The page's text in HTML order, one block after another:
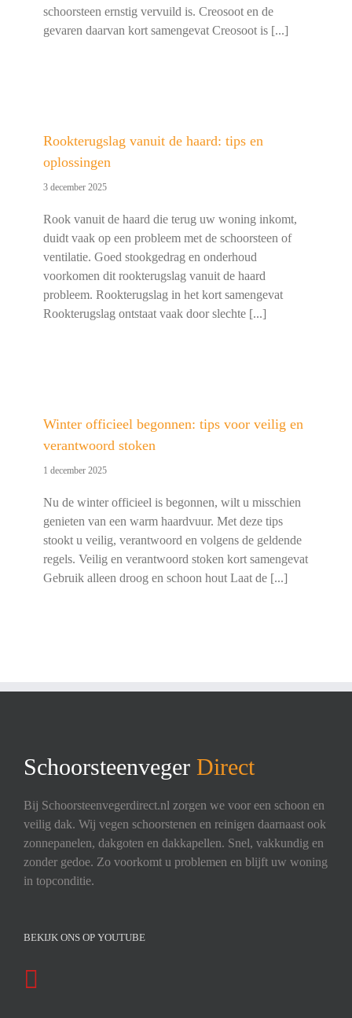
schoorsteen ernstig vervuild is. Creosoot en de
gevaren daarvan kort samengevat Creosoot is [...]
Rookterugslag vanuit de haard: tips en
oplossingen
3 december 2025
Rook vanuit de haard die terug uw woning inkomt,
duidt vaak op een probleem met de schoorsteen of
ventilatie. Goed stookgedrag en onderhoud
voorkomen dit rookterugslag vanuit de haard
probleem. Rookterugslag in het kort samengevat
Rookterugslag ontstaat vaak door slechte [...]
Winter officieel begonnen: tips voor veilig en
verantwoord stoken
1 december 2025
Nu de winter officieel is begonnen, wilt u misschien
genieten van een warm haardvuur. Met deze tips
stookt u veilig, verantwoord en volgens de geldende
regels. Veilig en verantwoord stoken kort samengevat
Gebruik alleen droog en schoon hout Laat de [...]
Schoorsteenveger Direct
Bij Schoorsteenvegerdirect.nl zorgen we voor een schoon en
veilig dak. Wij vegen schoorstenen en reinigen daarnaast ook
zonnepanelen, dakgoten en dakkapellen. Snel, vakkundig en
zonder gedoe. Zo voorkomt u problemen en blijft uw woning
in topconditie.
BEKIJK ONS OP YOUTUBE